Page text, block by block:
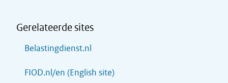
Gerelateerde sites
Belastingdienst.nl
FIOD.nl/en (English site)